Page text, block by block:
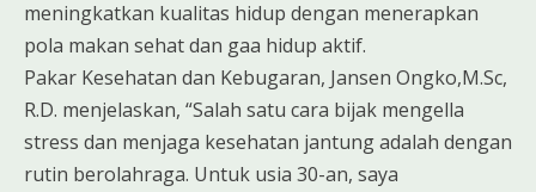
meningkatkan kualitas hidup dengan menerapkan
pola makan sehat dan gaa hidup aktif.
Pakar Kesehatan dan Kebugaran, Jansen Ongko,M.Sc,
R.D. menjelaskan, “Salah satu cara bijak mengella
stress dan menjaga kesehatan jantung adalah dengan
rutin berolahraga. Untuk usia 30-an, saya